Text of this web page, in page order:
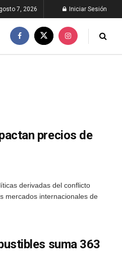
7, 2026 Iniciar Sesión
precios de
derivadas del conflicto
mercados internacionales de
suma 363